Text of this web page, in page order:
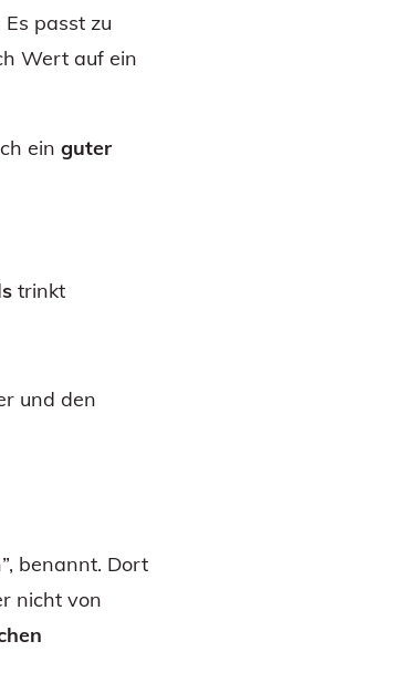
passt zu
Wert auf ein
ein guter
trinkt
und den
benannt. Dort
nicht von